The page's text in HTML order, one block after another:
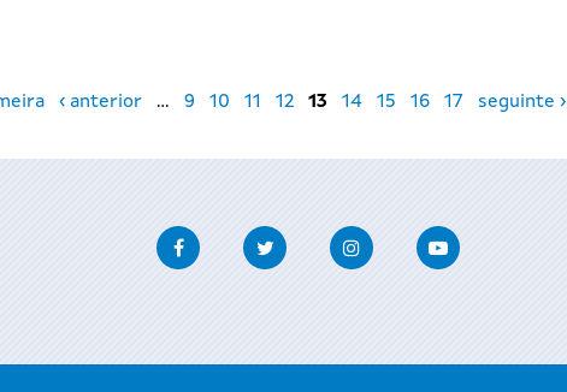
‹ anterior … 9 10 11 12 13 14 15 16 17 seguinte ›
FacebookTwitter InstagramYoutube